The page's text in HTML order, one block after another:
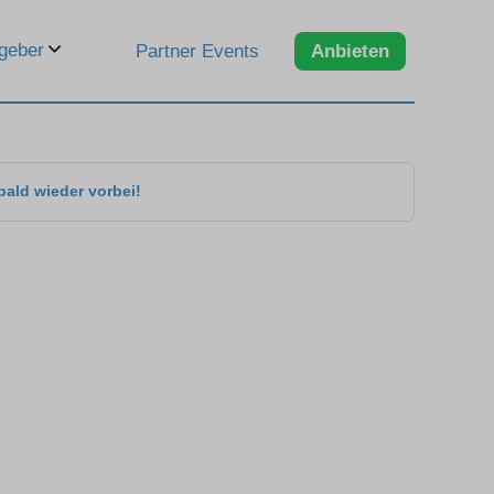
Partner Events Anbieten
wieder vorbei!